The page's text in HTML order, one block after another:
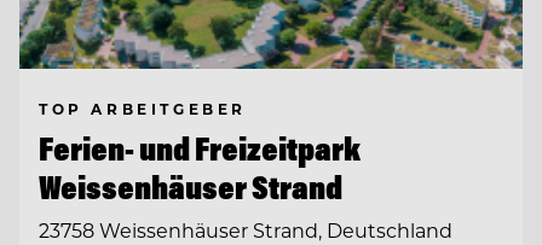
TOP ARBEITGEBER
Ferien- und Freizeitpark
Weissenhäuser Strand
23758 Weissenhäuser Strand, Deutschland